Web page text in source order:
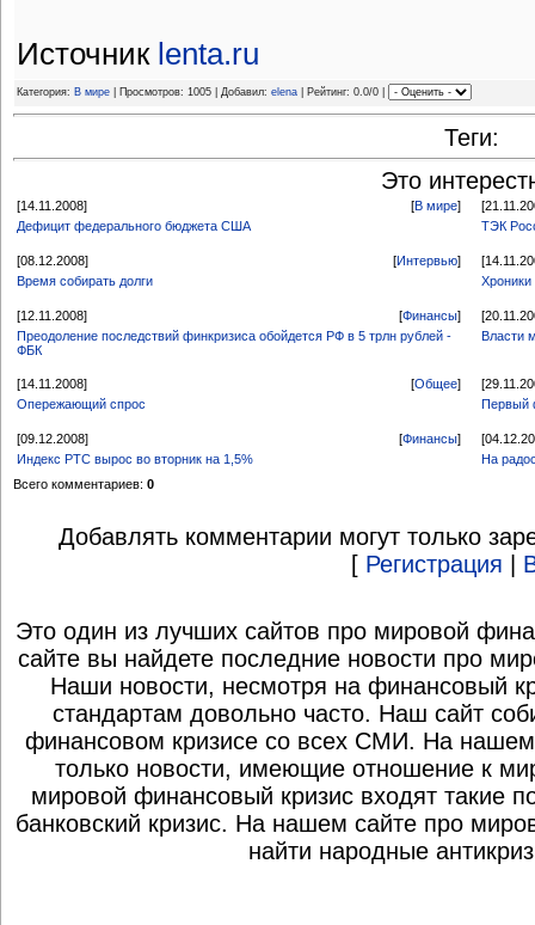
Источник lenta.ru
Категория: В мире | Просмотров: 1005 | Добавил: elena | Рейтинг: 0.0/0 |
Теги:
Это
[14.11.2008] [В мире]
Дефицит федерального бюджета США
ТЭК
[08.12.2008] [Интервью]
Время собирать долги
Хроники
[12.11.2008] [Финансы]
Преодоление последствий финкризиса обойдется РФ в 5 трлн рублей -
ФБК
Власти
[14.11.2008] [Общее]
Опережающий спрос
Первый
[09.12.2008] [Финансы]
Индекс РТС вырос во вторник на 1,5%
На
Всего комментариев: 0
Добавлять комментарии могут только
[ Регистрация
Это один из лучших сайтов про мировой
сайте вы найдете последние новости про
Наши новости, несмотря на финансовый
стандартам довольно часто. Наш сайт
финансовом кризисе со всех СМИ. На нашем
только новости, имеющие отношение к
мировой финансовый кризис входят такие
банковский кризис. На нашем сайте про
найти народные